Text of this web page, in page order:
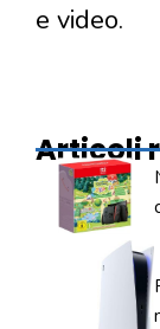
e video.
Articoli